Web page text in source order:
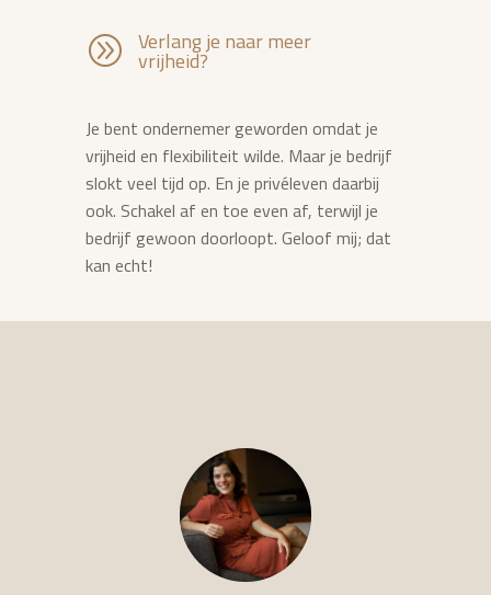
A Verlang je naar meer
vrijheid?
Je bent ondernemer geworden omdat je
vrijheid en flexibiliteit wilde. Maar je bedrijf
slokt veel tijd op. En je privéleven daarbij
ook. Schakel af en toe even af, terwijl je
bedrijf gewoon doorloopt. Geloof mij; dat
kan echt!